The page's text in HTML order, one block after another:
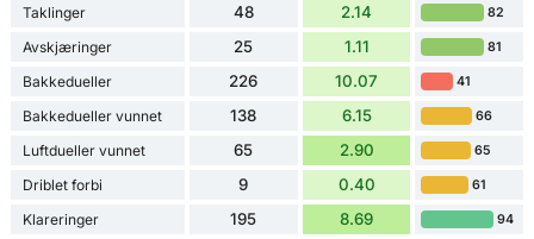
Taklinger 48 2.14 82
Avskjæringer 25 1.11 81
Bakkedueller 226 10.07 41
Bakkedueller vunnet 138 6.15 66
Luftdueller vunnet 65 2.90 65
Driblet forbi 9 0.40 61
Klareringer 195 8.69 94